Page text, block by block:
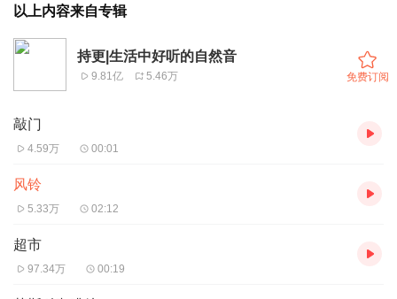
以上内容来自专辑
持更|生活中好听的自然音
9.81亿 5.46万 免费订阅
敲门
4.59万 00:01
风铃
5.33万 02:12
超市
97.34万 00:19